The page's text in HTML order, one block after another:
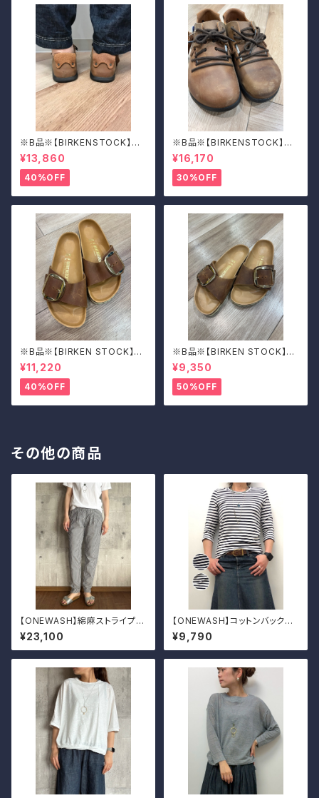
※B品※【BIRKENSTOCK】Mo
ntana/CUOIO 37
¥13,860
40%OFF
※B品※【BIRKENSTOCK】Mo
ntana/CUOIO 39
¥16,170
30%OFF
※B品※【BIRKEN STOCK】M
adrid Big Buckle/マドリッド
ビッグバックル 39
¥11,220
40%OFF
※B品※【BIRKEN STOCK】M
adrid Big Buckle/マドリッド
ビッグバックル 39
¥9,350
50%OFF
その他の商品
【ONEWASH】綿麻ストライプタ
ックパンツ
¥23,100
【ONEWASH】コットンバックラ
ウンドクルーT
¥9,790